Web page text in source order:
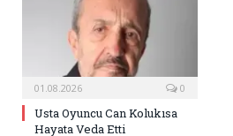
01.08.2026 0
Usta Oyuncu Can Kolukısa
Hayata Veda Etti